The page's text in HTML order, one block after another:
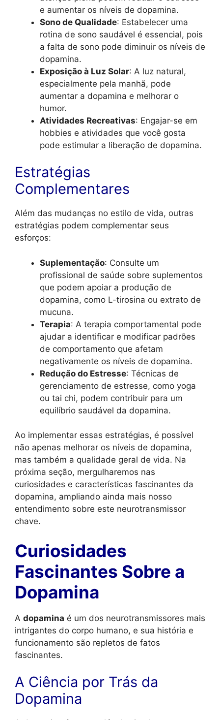
e aumentar os níveis de dopamina.
Sono de Qualidade: Estabelecer uma
rotina de sono saudável é essencial, pois
a falta de sono pode diminuir os níveis de
dopamina.
Exposição à Luz Solar: A luz natural,
especialmente pela manhã, pode
aumentar a dopamina e melhorar o
humor.
Atividades Recreativas: Engajar-se em
hobbies e atividades que você gosta
pode estimular a liberação de dopamina.
Estratégias
Complementares
Além das mudanças no estilo de vida, outras
estratégias podem complementar seus
esforços:
Suplementação: Consulte um
profissional de saúde sobre suplementos
que podem apoiar a produção de
dopamina, como L-tirosina ou extrato de
mucuna.
Terapia: A terapia comportamental pode
ajudar a identificar e modificar padrões
de comportamento que afetam
negativamente os níveis de dopamina.
Redução do Estresse: Técnicas de
gerenciamento de estresse, como yoga
ou tai chi, podem contribuir para um
equilíbrio saudável da dopamina.
Ao implementar essas estratégias, é possível
não apenas melhorar os níveis de dopamina,
mas também a qualidade geral de vida. Na
próxima seção, mergulharemos nas
curiosidades e características fascinantes da
dopamina, ampliando ainda mais nosso
entendimento sobre este neurotransmissor
chave.
Curiosidades
Fascinantes Sobre a
Dopamina
A dopamina é um dos neurotransmissores mais
intrigantes do corpo humano, e sua história e
funcionamento são repletos de fatos
fascinantes.
A Ciência por Trás da
Dopamina